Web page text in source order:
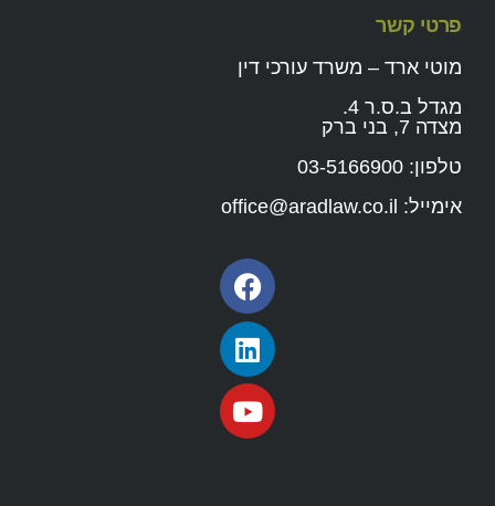
פרטי קשר
מוטי ארד – משרד עורכי דין
מגדל ב.ס.ר 4.
מצדה 7, בני ברק
טלפון: 03-5166900
אימייל: office@aradlaw.co.il